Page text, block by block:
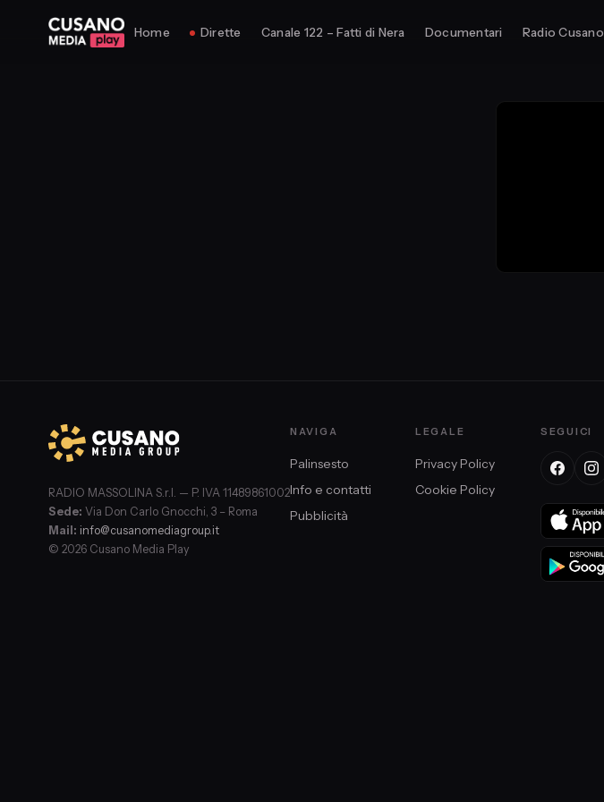
Home Dirette Canale 122 – Fatti di Nera Documentari Radio Cusano
RADIO MASSOLINA S.r.l. — P. IVA 11489861002
Sede: Via Don Carlo Gnocchi, 3 – Roma
Mail: info@cusanomediagroup.it
© 2026 Cusano Media Play
NAVIGA
Palinsesto
Info e contatti
Pubblicità
LEGALE
Privacy Policy
Cookie Policy
SEGUICI